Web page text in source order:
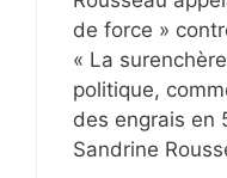
de force »
« La
politique,
des engrais en
Sandrine